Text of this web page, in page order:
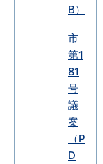
B）
市
第1
81
号
議
案
（P
D